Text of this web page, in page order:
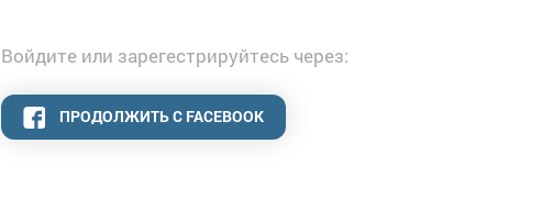
Войдите или зарегестрируйтесь через:
ПРОДОЛЖИТЬ С FACEBOOK